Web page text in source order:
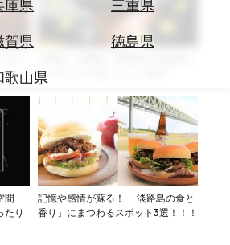
庫県
三重県
賀県
徳島県
歌山県バーチャルで楽しもう！Vol.3
間
たり
記憶や感情が蘇る！ 「淡路島の食と
香り」にまつわるスポット3選！！！